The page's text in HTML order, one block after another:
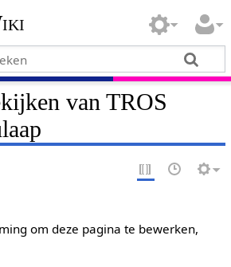
van TROS
om deze pagina te bewerken,